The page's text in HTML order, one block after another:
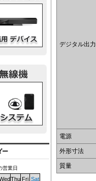
デジタル出力
電源
外形寸法
質量
ー
営業日
Thu Fri Sat